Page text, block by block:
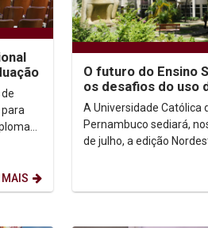
MAIS
O futuro do Ensino
os desafios do uso
Inteligência Artificial
ambiente
A Universidade Católica
Pernambuco sediará,
de julho, a edição
Graduação (ForGRAD),